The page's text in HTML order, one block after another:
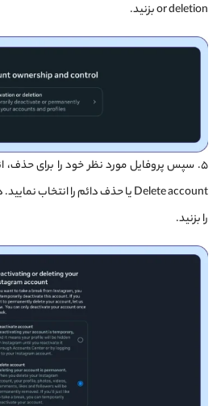
or deletion بزنید.
۵. سپس پروفایل مورد نظر خود را برای حذف،
را بزنید.